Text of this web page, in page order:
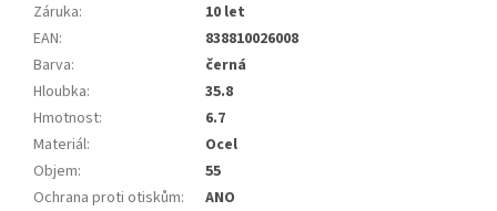
Záruka:
10 let
EAN:
838810026008
Barva:
černá
Hloubka:
35.8
Hmotnost:
6.7
Materiál:
Ocel
Objem:
55
Ochrana proti otiskům:
ANO